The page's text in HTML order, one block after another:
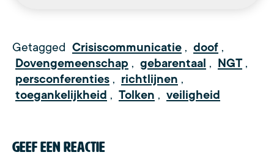
Getagged Crisiscommunicatie , doof ,
Dovengemeenschap , gebarentaal , NGT ,
persconferenties , richtlijnen ,
toegankelijkheid , Tolken , veiligheid
Geef een reactie